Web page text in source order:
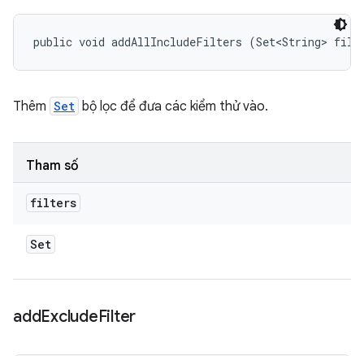
public void addAllIncludeFilters (Set<String>
Thêm Set bộ lọc để đưa các kiểm thử vào.
Tham số
filters
Set
addExcludeFilter